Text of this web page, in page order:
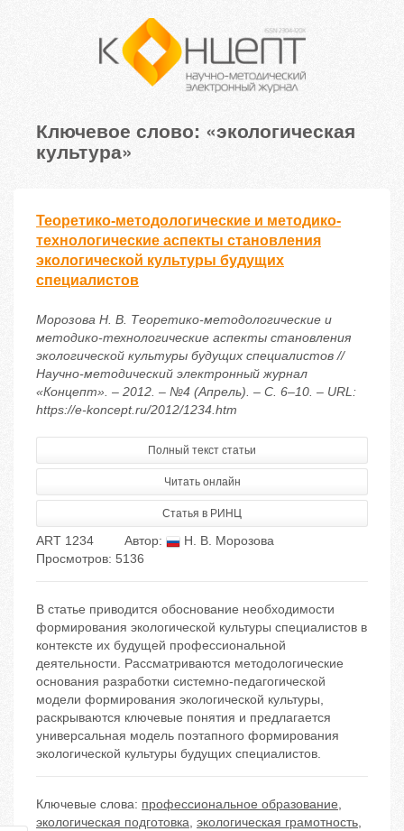
Ключевое слово: «экологическая
культура»
Теоретико-методологические и методико-
технологические аспекты становления
экологической культуры будущих
специалистов
Морозова Н. В. Теоретико-методологические и
методико-технологические аспекты становления
экологической культуры будущих специалистов //
Научно-методический электронный журнал
«Концепт». – 2012. – №4 (Апрель). – С. 6–10. – URL:
https://e-koncept.ru/2012/1234.htm
Полный текст статьи
Читать онлайн
Статья в РИНЦ
ART 1234 Автор:
Н. В. Морозова
Просмотров: 5136
В статье приводится обоснование необходимости
формирования экологической культуры специалистов в
контексте их будущей профессиональной
деятельности. Рассматриваются методологические
основания разработки системно-педагогической
модели формирования экологической культуры,
раскрываются ключевые понятия и предлагается
универсальная модель поэтапного формирования
экологической культуры будущих специалистов.
Ключевые слова: профессиональное образование,
экологическая подготовка, экологическая грамотность,